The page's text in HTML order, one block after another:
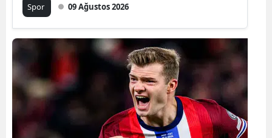
Spor 09 Ağustos 2026